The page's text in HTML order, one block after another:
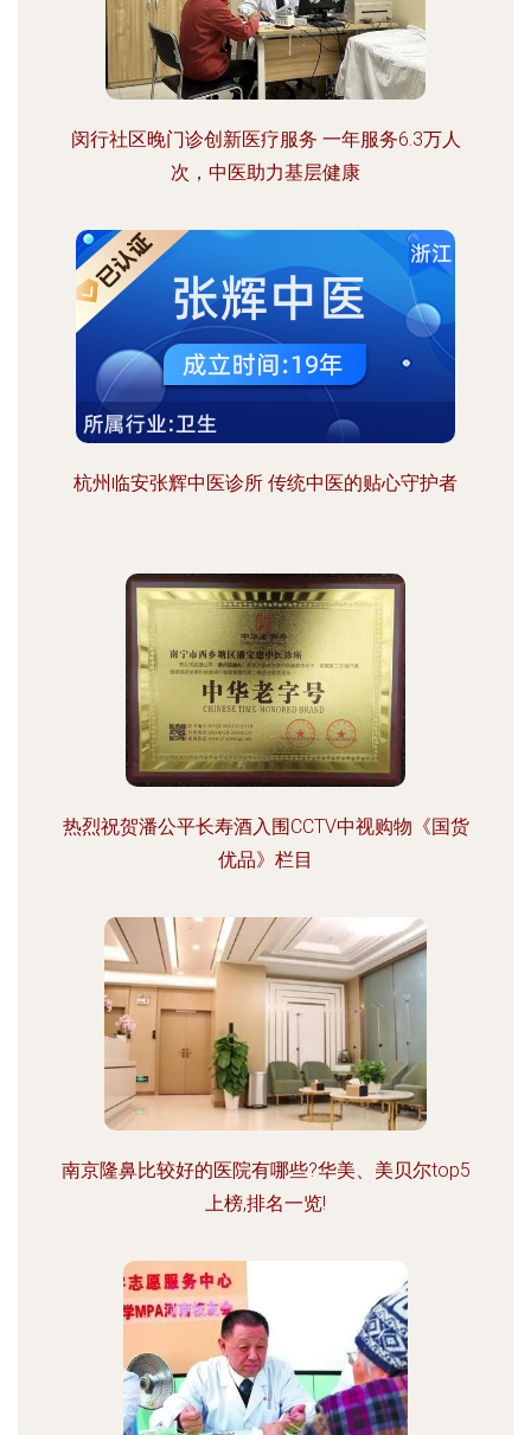
闵行社区晚门诊创新医疗服务 一年服务6.3万人
次，中医助力基层健康
杭州临安张辉中医诊所 传统中医的贴心守护者
热烈祝贺潘公平长寿酒入围CCTV中视购物《国货
优品》栏目
南京隆鼻比较好的医院有哪些?华美、美贝尔top5
上榜,排名一览!